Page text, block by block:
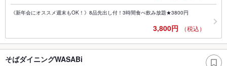
《新年会にオススメ週末もOK！》8品先出し付！3時間食べ飲み放題★3800円
3,800円 （税込）
そばダイニングWASABi